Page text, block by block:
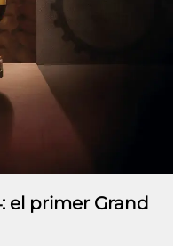
el primer Grand